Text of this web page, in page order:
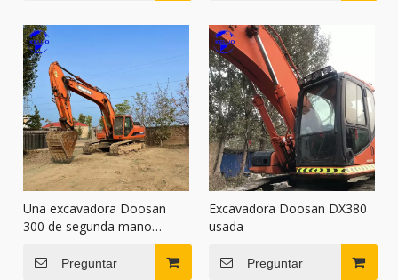
Una excavadora Doosan
300 de segunda mano
Preguntar
Excavadora Doosan DX380
usada
Preguntar